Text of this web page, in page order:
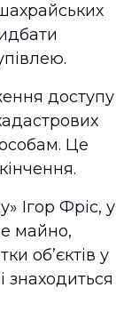
доступу
Це
Ігор Фріс, у
майно,
обʼєктів у
знаходиться